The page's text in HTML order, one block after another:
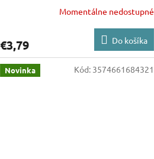
Momentálne nedostupné
€3,79 Do košíka
Novinka Kód: 3574661684321